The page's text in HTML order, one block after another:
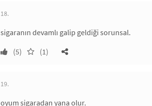
18.
sigaranın devamlı galip geldiği sorunsal.
(5)
(1)
19.
oyum sigaradan yana olur.